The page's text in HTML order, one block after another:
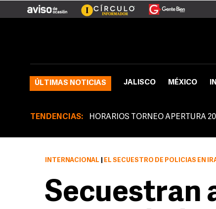
ÚLTIMAS NOTICIAS JALISCO MÉXICO
TENDENCIAS: HORARIOS TORNEO APERTURA
INTERNACIONAL EL SECUESTRO DE POLICÍAS EN IRAK
Secuestran